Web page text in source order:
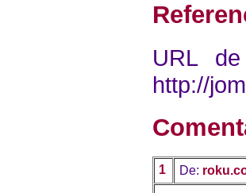
URL
http://
1 De: